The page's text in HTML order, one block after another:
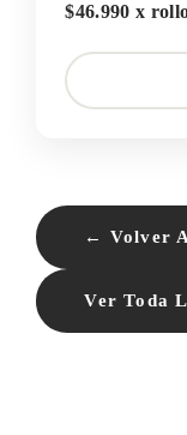
$46.990 x
← Volver
Ver Toda